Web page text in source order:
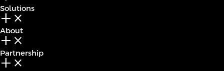
Solutions
add_2 close
About
add_2 close
Partnership
add_2 close